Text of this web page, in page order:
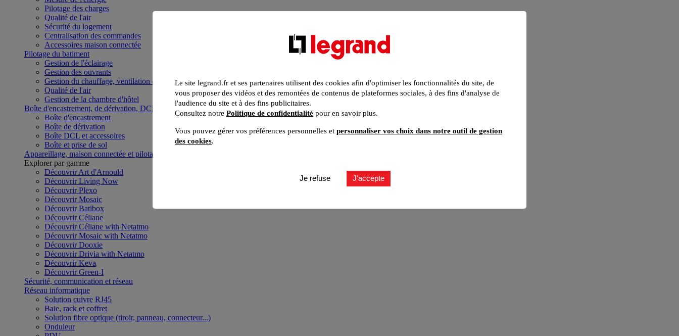
Pilotage des charges
Qualité de l'air
Sécurité du logement
Centralisation des commandes
Accessoires maison connectée
Pilotage du batiment
Gestion de l'éclairage
Gestion des ouvrants
Gestion du chauffage, ventilation et climatisation
Qualité de l'air
Gestion de la chambre d'hôtel
Boîte d'encastrement, de dérivation, DCL et boîte de sol
Boîte d'encastrement
Boîte de dérivation
Boîte DCL et accessoires
Boîte et prise de sol
Appareillage, maison connectée et pilotage du bâtiment
Explorer par gamme
Découvrir Art d'Arnould
Découvrir Living Now
Découvrir Plexo
Découvrir Mosaic
Découvrir Batibox
Découvrir Céliane
Découvrir Céliane with Netatmo
Découvrir Mosaic with Netatmo
Découvrir Dooxie
Découvrir Drivia with Netatmo
Découvrir Keva
Découvrir Green-I
Sécurité, communication et réseau
Réseau informatique
Solution cuivre RJ45
Baie, rack et coffret
Solution fibre optique (tiroir, panneau, connecteur...)
Onduleur
Le site legrand.fr et ses partenaires utilisent des cookies afin d'optimiser les fonctionnalités du site, de
vous proposer des vidéos et des remontées de contenus de plateformes sociales, à des fins d'analyse de
l'audience du site et à des fins publicitaires.
Consultez notre Politique de confidentialité pour en savoir plus.
Vous pouvez gérer vos préférences personnelles et personnaliser vos choix dans notre outil de gestion
des cookies.
Je refuse J'accepte